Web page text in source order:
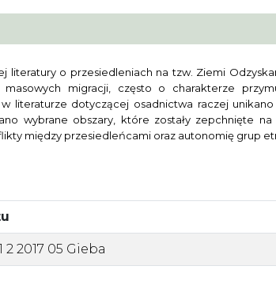
literatury o przesiedleniach na tzw. Ziemi
migracji, często o charakterze
literaturze dotyczącej osadnictwa raczej
wybrane obszary, które zostały zepchnięte
między przesiedleńcami oraz autonomię grup
2017 05 Gieba